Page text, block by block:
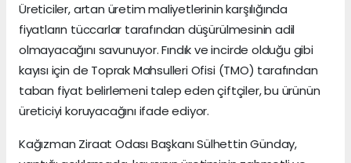
Üreticiler, artan üretim maliyetlerinin karşılığında
fiyatların tüccarlar tarafından düşürülmesinin adil
olmayacağını savunuyor. Fındık ve incirde olduğu gibi
kayısı için de Toprak Mahsulleri Ofisi (TMO) tarafından
taban fiyat belirlemeni talep eden çiftçiler, bu ürünün
üreticiyi koruyacağını ifade ediyor.
Kağızman Ziraat Odası Başkanı Sülhettin Günday,